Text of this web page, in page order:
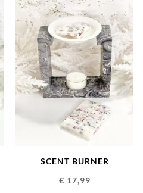
SCENT BURNER
€ 17,99